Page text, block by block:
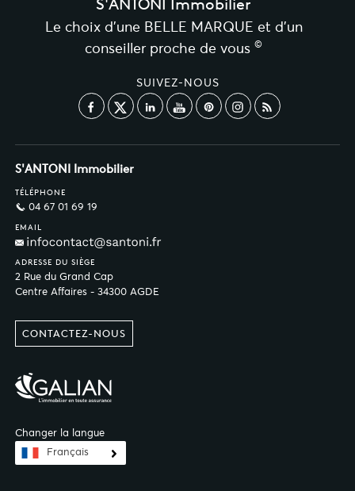
S'ANTONI Immobilier
Le choix d’une BELLE MARQUE et d’un
conseiller proche de vous ©
SUIVEZ-NOUS
S'ANTONI Immobilier
TÉLÉPHONE
04 67 01 69 19
EMAIL
ADRESSE DU SIÈGE
2 Rue du Grand Cap
Centre Affaires - 34300 AGDE
CONTACTEZ-NOUS
Changer la langue
Français